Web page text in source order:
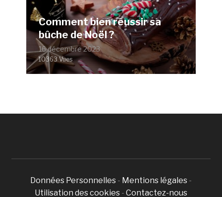
Comment bien réussir sa
bûche de Noël ?
16 décembre 2023
10363 Vues
Données Personnelles - Mentions légales -
Utilisation des cookies - Contactez-nous